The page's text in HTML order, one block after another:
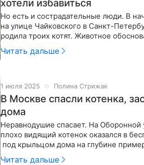
хотели избавиться
Но есть и сострадательные люди. В
на улице Чайковского в Санкт-
родила троих котят. Животное
вентиляционных
Читать дальше
1 июля 2025 Полина Стрижак
В Москве спасли котенка,
дома
Неравнодушие спасает. На
плохо видящий котенок оказался в
под крыльцом дома на глубине
малыша приехал экипаж
Читать дальше